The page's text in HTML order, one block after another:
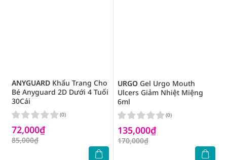
ANYGUARD Khẩu Trang Cho
Bé Anyguard 2D Dưới 4 Tuổi
30Cái
72,000₫
85,000₫
(0)
URGO Gel Urgo Mouth
Ulcers Giảm Nhiệt Miệng
6ml
135,000₫
170,000₫
(0)